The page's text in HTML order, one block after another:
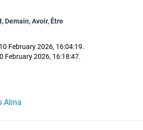
Demain, Avoir, Être
February 2026, 16:04:19.
February 2026, 16:18:47.
Alina